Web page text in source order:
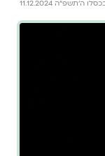
ה׳תשפ״ה 11.12.2024